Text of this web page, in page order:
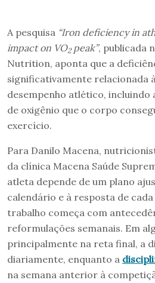
A pesquisa “Iron deficiency in
impact on VO2peak”, publicada
Nutrition, aponta que a
significativamente relacionada
desempenho atlético, incluindo
de oxigênio que o corpo
exercício.
Para Danilo Macena,
da clínica Macena Saúde
atleta depende de um plano
calendário e à resposta de
trabalho começa com
reformulações semanais. Em
principalmente na reta final, a
diariamente, enquanto a
na semana anterior à